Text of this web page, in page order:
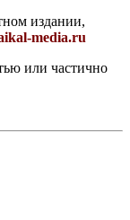
издании,
media.ru
или частично